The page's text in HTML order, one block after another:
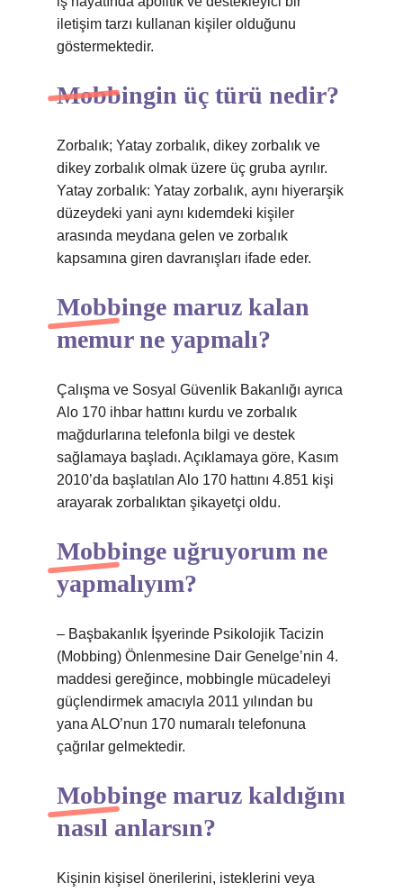
iletişim tarzı kullanan kişiler olduğunu
göstermektedir.
Mobbingin üç türü nedir?
Zorbalık; Yatay zorbalık, dikey zorbalık ve
dikey zorbalık olmak üzere üç gruba ayrılır.
Yatay zorbalık: Yatay zorbalık, aynı hiyerarşik
düzeydeki yani aynı kıdemdeki kişiler
arasında meydana gelen ve zorbalık
kapsamına giren davranışları ifade eder.
Mobbinge maruz kalan
memur ne yapmalı?
Çalışma ve Sosyal Güvenlik Bakanlığı ayrıca
Alo 170 ihbar hattını kurdu ve zorbalık
mağdurlarına telefonla bilgi ve destek
sağlamaya başladı. Açıklamaya göre, Kasım
2010’da başlatılan Alo 170 hattını 4.851 kişi
arayarak zorbalıktan şikayetçi oldu.
Mobbinge uğruyorum ne
yapmalıyım?
– Başbakanlık İşyerinde Psikolojik Tacizin
(Mobbing) Önlenmesine Dair Genelge’nin 4.
maddesi gereğince, mobbingle mücadeleyi
güçlendirmek amacıyla 2011 yılından bu
yana ALO’nun 170 numaralı telefonuna
çağrılar gelmektedir.
Mobbinge maruz kaldığını
nasıl anlarsın?
Kişinin kişisel önerilerini, isteklerini veya